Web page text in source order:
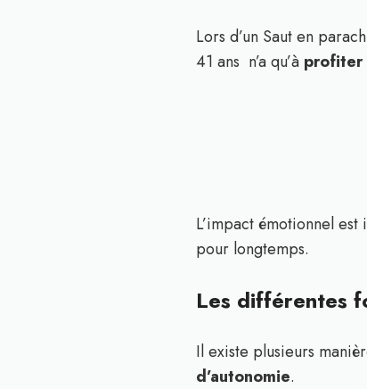
Lors d’un Saut en
41 ans n’a qu’à profiter
L’impact émotionnel
pour longtemps.
Les différentes
Il existe plusieurs
d’autonomie.